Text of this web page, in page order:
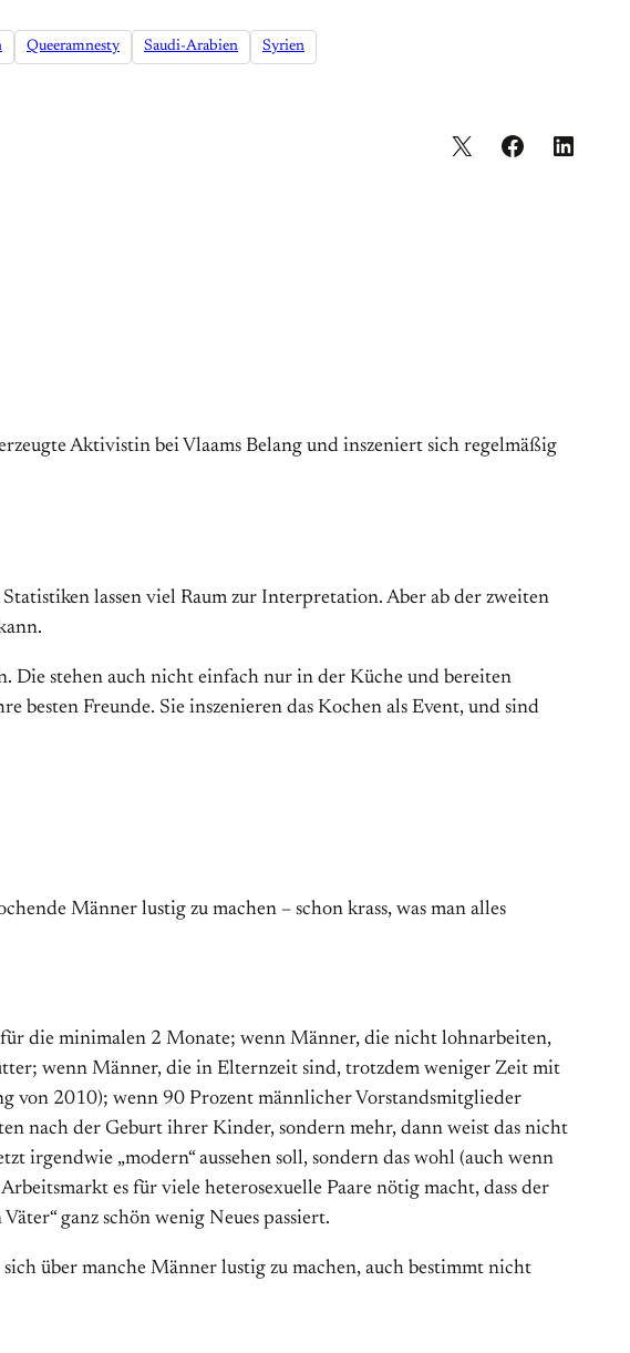
Queeramnesty Saudi-Arabien Syrien
Aktivistin bei Vlaams Belang und inszeniert sich regelmäßig
lassen viel Raum zur Interpretation. Aber ab der zweiten
Die stehen auch nicht einfach nur in der Küche und bereiten
Freunde. Sie inszenieren das Kochen als Event, und sind
Männer lustig zu machen – schon krass, was man alles
die minimalen 2 Monate; wenn Männer, die nicht lohnarbeiten,
wenn Männer, die in Elternzeit sind, trotzdem weniger Zeit mit
von 2010); wenn 90 Prozent männlicher Vorstandsmitglieder
nach der Geburt ihrer Kinder, sondern mehr, dann weist das nicht
irgendwie „modern“ aussehen soll, sondern das wohl (auch wenn
es für viele heterosexuelle Paare nötig macht, dass der
ganz schön wenig Neues passiert.
über manche Männer lustig zu machen, auch bestimmt nicht